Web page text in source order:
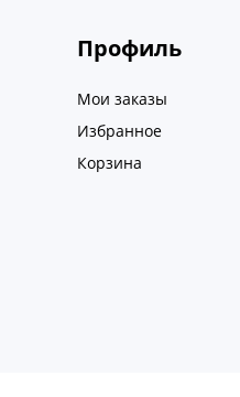
Профиль
Мои заказы
Избранное
Корзина